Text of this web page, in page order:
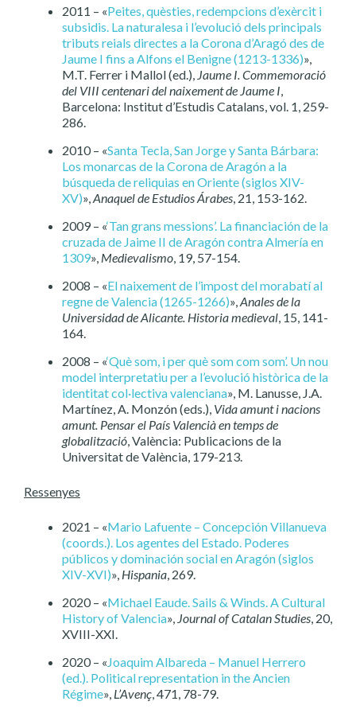
2011 – «Peites, quèsties, redempcions d’exèrcit i
subsidis. La naturalesa i l’evolució dels principals
tributs reials directes a la Corona d’Aragó des de
Jaume I fins a Alfons el Benigne (1213-1336)»,
M.T. Ferrer i Mallol (ed.), Jaume I. Commemoració
del VIII centenari del naixement de Jaume I,
Barcelona: Institut d’Estudis Catalans, vol. 1, 259-
286.
2010 – «Santa Tecla, San Jorge y Santa Bárbara:
Los monarcas de la Corona de Aragón a la
búsqueda de reliquias en Oriente (siglos XIV-
XV)»,Anaquel de Estudios Árabes, 21, 153-162.
2009 – «‘Tan grans messions’. La financiación de la
cruzada de Jaime II de Aragón contra Almería en
1309», Medievalismo, 19, 57-154.
2008 – «El naixement de l’impost del morabatí al
regne de Valencia (1265-1266)»,Anales de la
Universidad de Alicante. Historia medieval, 15, 141-
164.
2008 – «‘Què som, i per què som com som’. Un nou
model interpretatiu per a l’evolució històrica de la
identitat col·lectiva valenciana», M. Lanusse, J.A.
Martínez, A. Monzón (eds.), Vida amunt i nacions
amunt. Pensar el País Valencià en temps de
globalització, València: Publicacions de la
Universitat de València, 179-213.
Ressenyes
2021 – «Mario Lafuente – Concepción Villanueva
(coords.). Los agentes del Estado. Poderes
públicos y dominación social en Aragón (siglos
XIV-XVI)», Hispania, 269.
2020 – «Michael Eaude. Sails & Winds. A Cultural
History of Valencia», Journal of Catalan Studies, 20,
XVIII-XXI.
2020 – «Joaquim Albareda – Manuel Herrero
(ed.). Political representation in the Ancien
Régime», L’Avenç, 471, 78-79.